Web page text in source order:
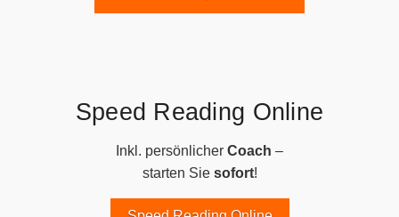
Speed Reading Online
Inkl. persönlicher Coach –
starten Sie sofort!